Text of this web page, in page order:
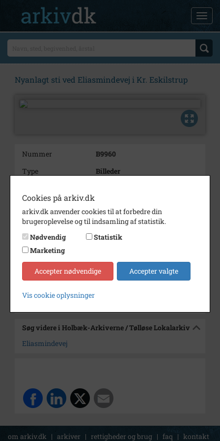
Nyanlagt sti ved Eliasmindevej i Kr. Eskilstrup
Nummer
B9960
Type
Billeder
Periode
1968 - 1980
Dateringsnote
udateret
Fotograf
Arkiv
Holbæk-Arkiverne / Tølløse
Lokalarkiv
Kontakt arkivet
Søg videre i Holbæk-Arkiverne / Tølløse Lokalarkiv
Eliasmindevej
om arkiv.dk | arkiver | rettigheder og brug | faq | kontakt
Cookies på arkiv.dk
arkiv.dk anvender cookies til at forbedre din
brugeroplevelse og til indsamling af statistik.
Nødvendig
Statistik
Marketing
Accepter nødvendige Accepter valgte
Vis cookie oplysninger